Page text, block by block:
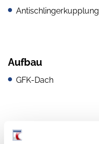
Antischlingerkupplung
Aufbau
GFK-Dach
Inneneinrichtung